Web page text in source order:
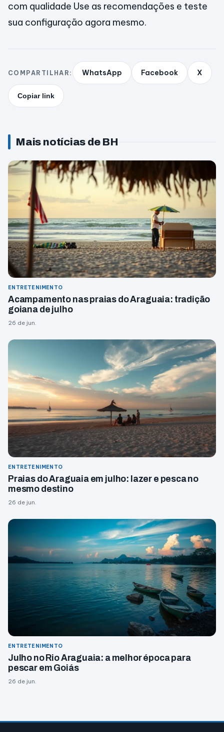
com qualidade Use as recomendações e teste
sua configuração agora mesmo.
COMPARTILHAR: WhatsApp Facebook X
Copiar link
Mais notícias de BH
ENTRETENIMENTO
Acampamento nas praias do Araguaia: tradição
goiana de julho
26 de jun.
ENTRETENIMENTO
Praias do Araguaia em julho: lazer e pesca no
mesmo destino
26 de jun.
ENTRETENIMENTO
Julho no Rio Araguaia: a melhor época para
pescar em Goiás
26 de jun.